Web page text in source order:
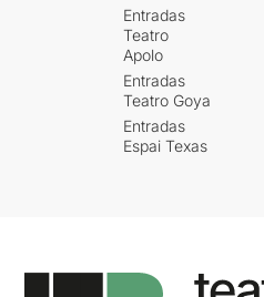
Entradas
Teatro
Apolo
Entradas
Teatro Goya
Entradas
Espai Texas